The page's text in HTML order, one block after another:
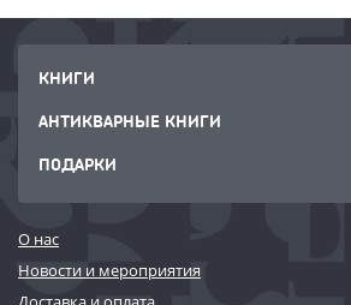
КНИГИ
АНТИКВАРНЫЕ КНИГИ
ПОДАРКИ
О нас
Новости и мероприятия